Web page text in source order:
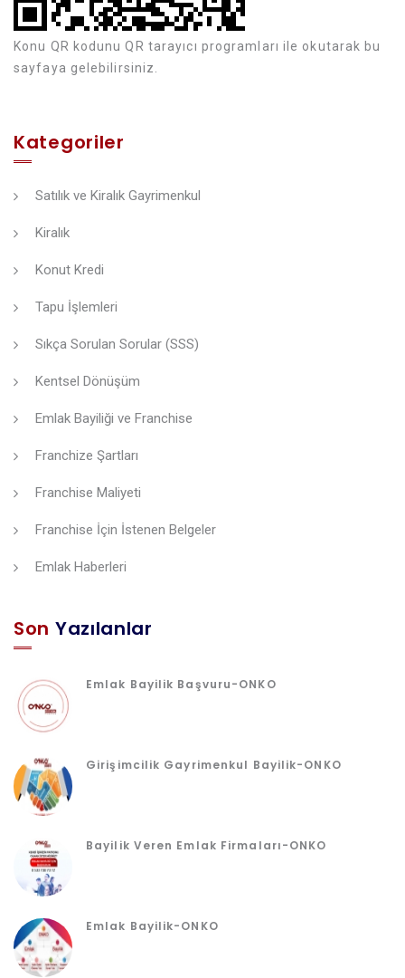
Konu QR kodunu QR tarayıcı programları ile okutarak bu
sayfaya gelebilirsiniz.
Kategoriler
Satılık ve Kiralık Gayrimenkul
Kiralık
Konut Kredi
Tapu İşlemleri
Sıkça Sorulan Sorular (SSS)
Kentsel Dönüşüm
Emlak Bayiliği ve Franchise
Franchize Şartları
Franchise Maliyeti
Franchise İçin İstenen Belgeler
Emlak Haberleri
Son Yazılanlar
Emlak Bayilik Başvuru-ONKO
Girişimcilik Gayrimenkul Bayilik-ONKO
Bayilik Veren Emlak Firmaları-ONKO
Emlak Bayilik-ONKO